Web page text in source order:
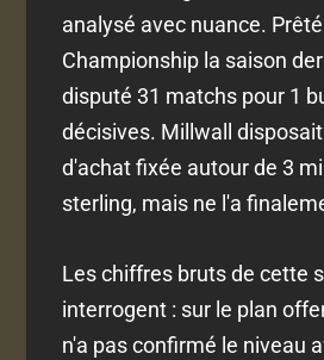
analysé avec nuance.
Championship la saison
disputé 31 matchs pour 1
décisives. Millwall
d'achat fixée autour de 3
sterling, mais ne l'a
Les chiffres bruts de cette
interrogent : sur le plan
n'a pas confirmé le niveau